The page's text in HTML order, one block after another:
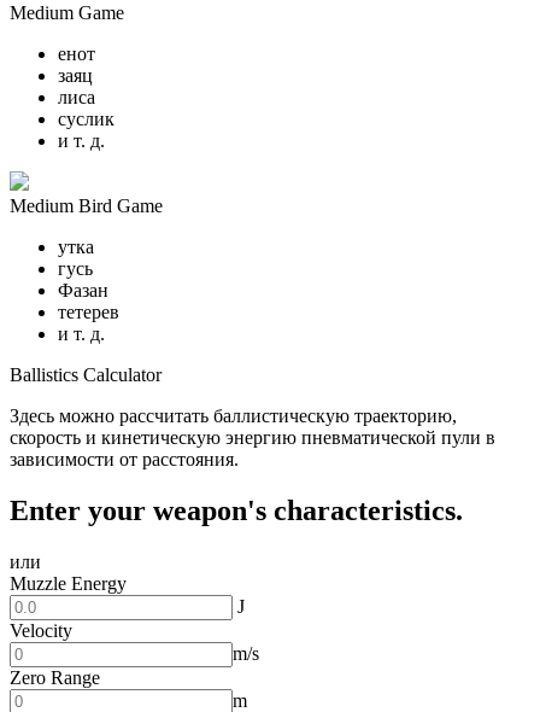
Medium Game
енот
заяц
лиса
суслик
и т. д.
Medium Bird Game
утка
гусь
Фазан
тетерев
и т. д.
Ballistics Calculator
Здесь можно рассчитать баллистическую траекторию,
скорость и кинетическую энергию пневматической пули в
зависимости от расстояния.
Enter your weapon's characteristics.
или
Muzzle Energy
J
Velocity
m/s
Zero Range
m